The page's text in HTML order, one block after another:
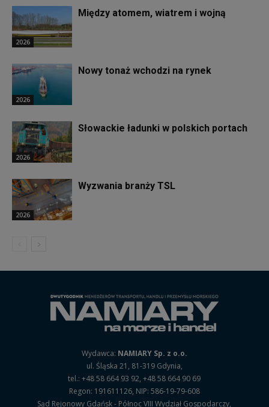
2026
Między atomem, wiatrem i wojną
2026
Nowy tonaż wchodzi na rynek
2026
Słowackie ładunki w polskich portach
2026
Wyzwania branży TSL
Wydawca: NAMIARY Sp. z o.o.
ul. Śląska 21, 81-319 Gdynia,
tel.: +48 58 664 93 92, +48 58 664 90 69
Regon: 191611126, NIP: 586-19-79-608
Sąd Rejonowy Gdańsk - Północ VIII Wydział Gospodarczy,